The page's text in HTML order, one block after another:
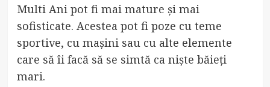
Multi Ani pot fi mai mature și mai
sofisticate. Acestea pot fi poze cu teme
sportive, cu mașini sau cu alte elemente
care să îi facă să se simtă ca niște băieți
mari.